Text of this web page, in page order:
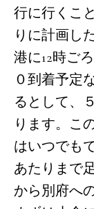
行に行くこ
りに計画し
港に12時ご
０到着予定
るとして、
ります。こ
はいつでも
あたりまで
から別府へ